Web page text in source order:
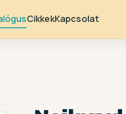
CikkekKapcsolat